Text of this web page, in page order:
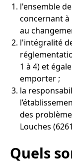
l'ensemble
concernant
au
l'intégralité
1 à 4) et
emporter ;
la
des
Louches
Quels